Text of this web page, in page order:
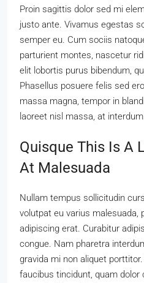
Proin sagittis dolor sed mi
justo ante. Vivamus egestas
semper eu. Cum sociis
parturient montes, nascetur
elit lobortis purus bibendum,
Phasellus posuere felis sed
massa magna, tempor in
laoreet nisl massa, at
Quisque This Is A
At Malesuada
Nullam tempus sollicitudin
volutpat eu varius malesuada,
adipiscing erat. Curabitur
congue. Nam pharetra
gravida mi non aliquet
faucibus tincidunt, quam